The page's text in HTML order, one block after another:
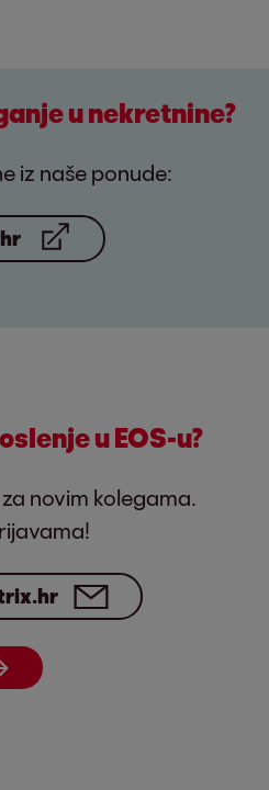
u nekretnine?
iz naše ponude:
u EOS-u?
novim kolegama.